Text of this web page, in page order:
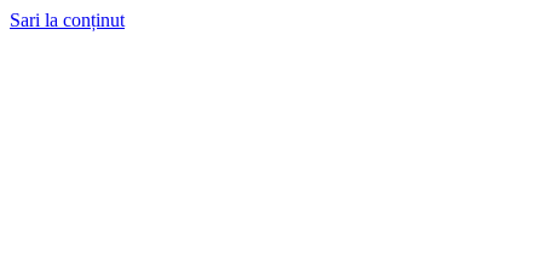
Sari la conținut